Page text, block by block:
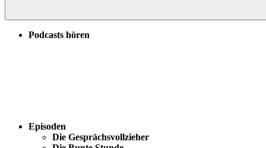
Podcasts hören
Episoden
Die Gesprächsvollzieher